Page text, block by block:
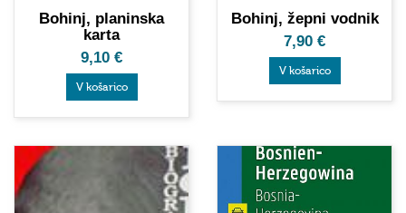
Bohinj, planinska
karta
9,10 €
V košarico
Bohinj, žepni vodnik
7,90 €
V košarico